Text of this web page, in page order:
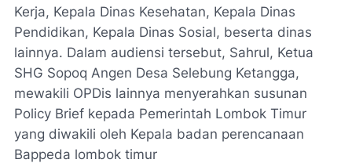
Kerja, Kepala Dinas Kesehatan, Kepala Dinas
Pendidikan, Kepala Dinas Sosial, beserta dinas
lainnya. Dalam audiensi tersebut, Sahrul, Ketua
SHG Sopoq Angen Desa Selebung Ketangga,
mewakili OPDis lainnya menyerahkan susunan
Policy Brief kepada Pemerintah Lombok Timur
yang diwakili oleh Kepala badan perencanaan
Bappeda lombok timur